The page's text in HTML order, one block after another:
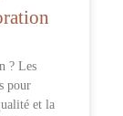
? Les
pour
et la